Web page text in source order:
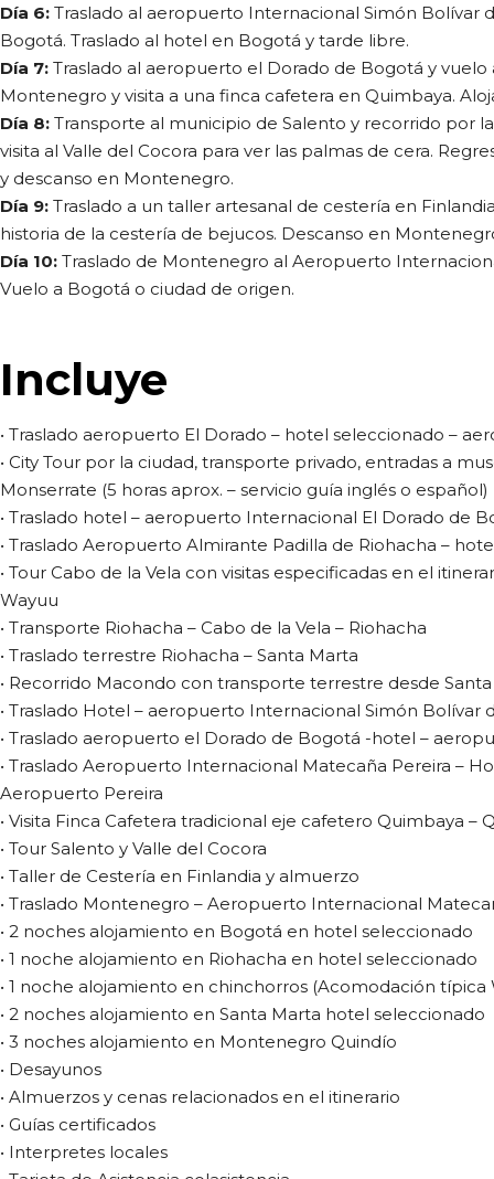
Día 6: Traslado al aeropuerto Internacional Simón Bolívar
Bogotá. Traslado al hotel en Bogotá y tarde libre.
Día 7: Traslado al aeropuerto el Dorado de Bogotá y vuelo
Montenegro y visita a una finca cafetera en Quimbaya.
Día 8: Transporte al municipio de Salento y recorrido por
visita al Valle del Cocora para ver las palmas de cera.
y descanso en Montenegro.
Día 9: Traslado a un taller artesanal de cestería en
historia de la cestería de bejucos. Descanso en
Día 10: Traslado de Montenegro al Aeropuerto
Vuelo a Bogotá o ciudad de origen.
Incluye
• Traslado aeropuerto El Dorado – hotel seleccionado –
• City Tour por la ciudad, transporte privado, entradas a
Monserrate (5 horas aprox. – servicio guía inglés o español)
• Traslado hotel – aeropuerto Internacional El Dorado de
• Traslado Aeropuerto Almirante Padilla de Riohacha –
• Tour Cabo de la Vela con visitas especificadas en el
Wayuu
• Transporte Riohacha – Cabo de la Vela – Riohacha
• Traslado terrestre Riohacha – Santa Marta
• Recorrido Macondo con transporte terrestre desde
• Traslado Hotel – aeropuerto Internacional Simón Bolívar
• Traslado aeropuerto el Dorado de Bogotá -hotel –
• Traslado Aeropuerto Internacional Matecaña Pereira –
Aeropuerto Pereira
• Visita Finca Cafetera tradicional eje cafetero Quimbaya –
• Tour Salento y Valle del Cocora
• Taller de Cestería en Finlandia y almuerzo
• Traslado Montenegro – Aeropuerto Internacional
• 2 noches alojamiento en Bogotá en hotel seleccionado
• 1 noche alojamiento en Riohacha en hotel seleccionado
• 1 noche alojamiento en chinchorros (Acomodación típica
• 2 noches alojamiento en Santa Marta hotel seleccionado
• 3 noches alojamiento en Montenegro Quindío
• Desayunos
• Almuerzos y cenas relacionados en el itinerario
• Guías certificados
• Interpretes locales